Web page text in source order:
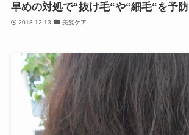
早めの対処で“抜け毛“や“細毛“を予防
2018-12-13 美髪ケア